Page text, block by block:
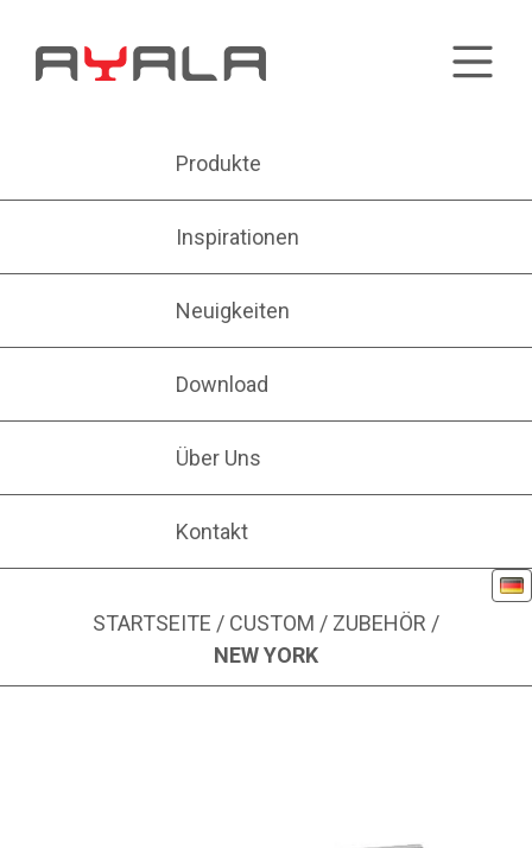
Produkte
Inspirationen
Neuigkeiten
Download
Über Uns
Kontakt
STARTSEITE / CUSTOM / ZUBEHÖR /
NEW YORK